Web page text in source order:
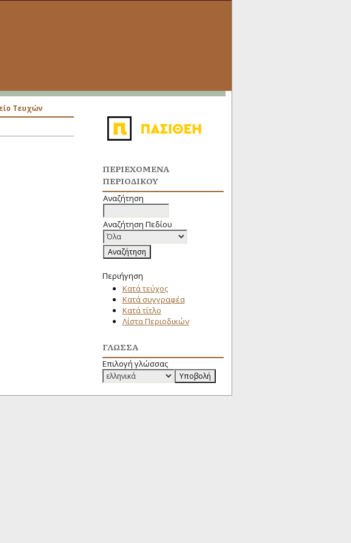
ΠΕΡΙΕΧΌΜΕΝΑ
ΠΕΡΙΟΔΙΚΟΎ
Αναζήτηση
Αναζήτηση Πεδίου
Περιήγηση
Κατά τεύχος
Κατά συγγραφέα
Κατά τίτλο
Λίστα Περιοδικών
ΓΛΏΣΣΑ
Επιλογή γλώσσας
Τευχών